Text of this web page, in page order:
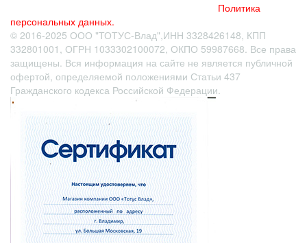
Политика
персональных данных.
© 2016-2025 ООО "ТОТУС-Влад",ИНН 3328426148, КПП
332801001, ОГРН 1033302100072, ОКПО 59987668. Все права
защищены. Вся информация на сайте не является публичной
офертой, определяемой положениями Статьи 437
Гражданского кодекса Российской Федерации.